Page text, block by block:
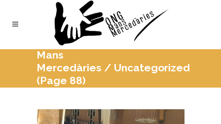
Mans
Mercedàries / Uncategorized
(Page 88)